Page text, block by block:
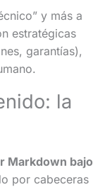
y más a
estratégicas
garantías),
la
Markdown bajo
por cabeceras